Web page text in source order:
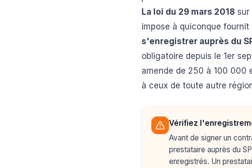
La loi du 29 mars 2018 sur
impose à quiconque
s'enregistrer auprès du
obligatoire depuis le 1er
amende de 250 à 100 000
à ceux de toute autre
Vérifiez
Avant de signer un
prestataire auprès du
enregistrés. Un